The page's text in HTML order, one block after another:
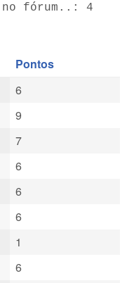
no fórum..: 4
Pontos
6
9
7
6
6
6
1
6